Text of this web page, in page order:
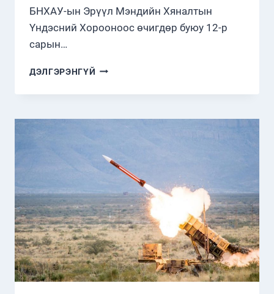
БНХАУ-ын Эрүүл Мэндийн Хяналтын
Үндэсний Хорооноос өчигдөр буюу 12-р
сарын…
ДЭЛГЭРЭНГҮЙ БНХАУ
ХЯЗГААРЛАЛТЫН
ААЖМААР
БАРИМТАЛЖ
ЭХЭЛЛЭЭ